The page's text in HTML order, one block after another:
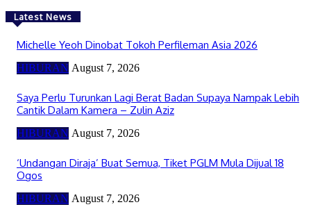
Latest News
Michelle Yeoh Dinobat Tokoh Perfileman Asia 2026
HIBURAN August 7, 2026
Saya Perlu Turunkan Lagi Berat Badan Supaya Nampak Lebih
Cantik Dalam Kamera – Zulin Aziz
HIBURAN August 7, 2026
‘Undangan Diraja’ Buat Semua, Tiket PGLM Mula Dijual 18
Ogos
HIBURAN August 7, 2026